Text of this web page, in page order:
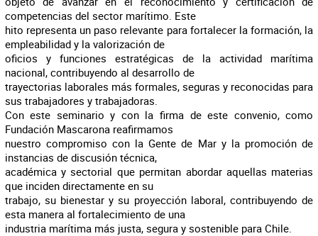
competencias del sector marítimo. Este
hito representa un paso relevante para fortalecer la formación, la
empleabilidad y la valorización de
oficios y funciones estratégicas de la actividad marítima
nacional, contribuyendo al desarrollo de
trayectorias laborales más formales, seguras y reconocidas para
sus trabajadores y trabajadoras.
Con este seminario y con la firma de este convenio, como
Fundación Mascarona reafirmamos
nuestro compromiso con la Gente de Mar y la promoción de
instancias de discusión técnica,
académica y sectorial que permitan abordar aquellas materias
que inciden directamente en su
trabajo, su bienestar y su proyección laboral, contribuyendo de
esta manera al fortalecimiento de una
industria marítima más justa, segura y sostenible para Chile.